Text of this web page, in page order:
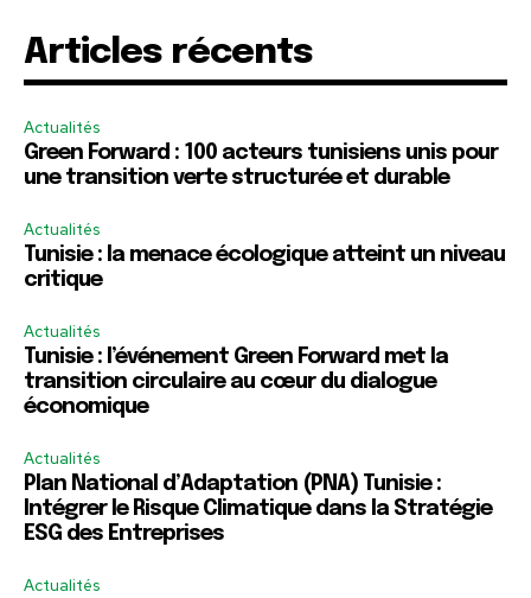
Articles récents
Actualités
Green Forward : 100 acteurs tunisiens unis pour
une transition verte structurée et durable
Actualités
Tunisie : la menace écologique atteint un niveau
critique
Actualités
Tunisie : l’événement Green Forward met la
transition circulaire au cœur du dialogue
économique
Actualités
Plan National d’Adaptation (PNA) Tunisie :
Intégrer le Risque Climatique dans la Stratégie
ESG des Entreprises
Actualités